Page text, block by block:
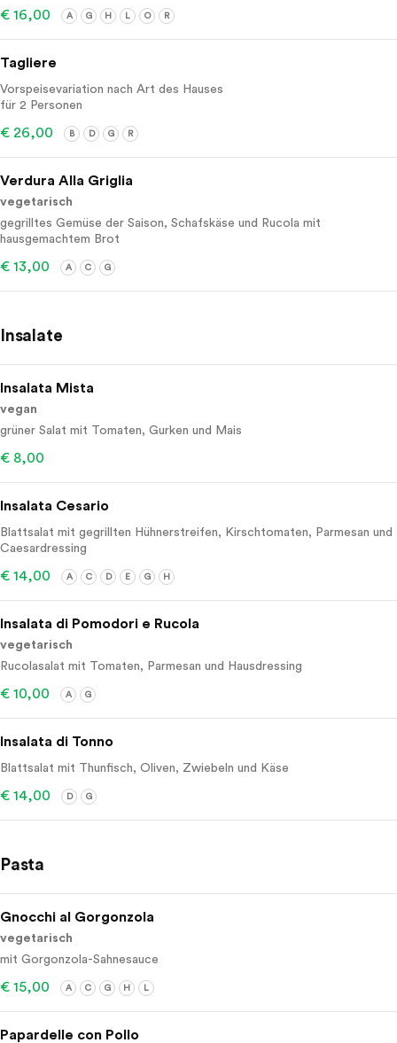
€ 16,00 A G H L O R
Tagliere
Vorspeisevariation nach Art des Hauses
für 2 Personen
€ 26,00 B D G R
Verdura Alla Griglia
vegetarisch
gegrilltes Gemüse der Saison, Schafskäse und Rucola mit
hausgemachtem Brot
€ 13,00 A C G
Insalate
Insalata Mista
vegan
grüner Salat mit Tomaten, Gurken und Mais
€ 8,00
Insalata Cesario
Blattsalat mit gegrillten Hühnerstreifen, Kirschtomaten, Parmesan und
Caesardressing
€ 14,00 A C D E G H
Insalata di Pomodori e Rucola
vegetarisch
Rucolasalat mit Tomaten, Parmesan und Hausdressing
€ 10,00 A G
Insalata di Tonno
Blattsalat mit Thunfisch, Oliven, Zwiebeln und Käse
€ 14,00 D G
Pasta
Gnocchi al Gorgonzola
vegetarisch
mit Gorgonzola-Sahnesauce
€ 15,00 A C G H L
Papardelle con Pollo